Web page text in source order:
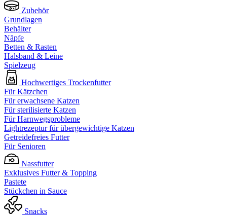
Zubehör
Grundlagen
Behälter
Näpfe
Betten & Rasten
Halsband & Leine
Spielzeug
Hochwertiges Trockenfutter
Für Kätzchen
Für erwachsene Katzen
Für sterilisierte Katzen
Für Harnwegsprobleme
Lightrezeptur für übergewichtige Katzen
Getreidefreies Futter
Für Senioren
Nassfutter
Exklusives Futter & Topping
Pastete
Stückchen in Sauce
Snacks